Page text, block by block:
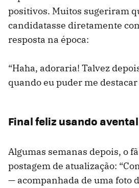
positivos. Muitos sugeriram
candidatasse diretamente
resposta na época:
“Haha, adoraria! Talvez
quando eu puder me destacar
Final feliz usando
Algumas semanas depois, o
postagem de atualização:
— acompanhada de uma foto